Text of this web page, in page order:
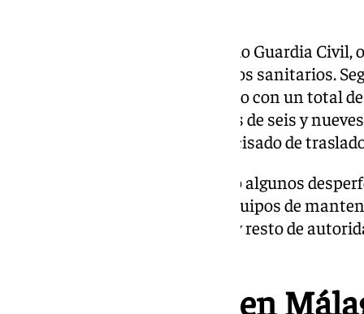
Hasta el lugar se han desplazado Guardia Civil,
Colmenar y Antequera y servicios sanitarios.
medio, el incidente se ha saldado con un total
mujer de 40 años y dos menores de seis y
encontraban bien y no han precisado de
La carretera también ha sufrido algunos
desplazado hasta el lugar los equipos de
estos momentos Guardia Civil y resto de
578 incidencias en